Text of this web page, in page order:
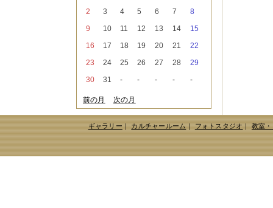
2021年02月 （1件）
2020年12月（3件）
2020年11月 （6件）
2020年09月（5件）
2020年08月
2020年06月（2件）
2020年04月（4件）
2020年03月（9件）
2020年02月（3件）
2020年01月（5件）
2019年12月（3件）
2
3 4 5 6 7
8
9
10 11 12 13 14
15
16
17 18 19 20 21
22
23
24 25 26 27 28
29
30
31 - - - - -
前の月 次の月
ギャラリー｜ カルチャールーム｜ フォトスタジオ｜ 教室